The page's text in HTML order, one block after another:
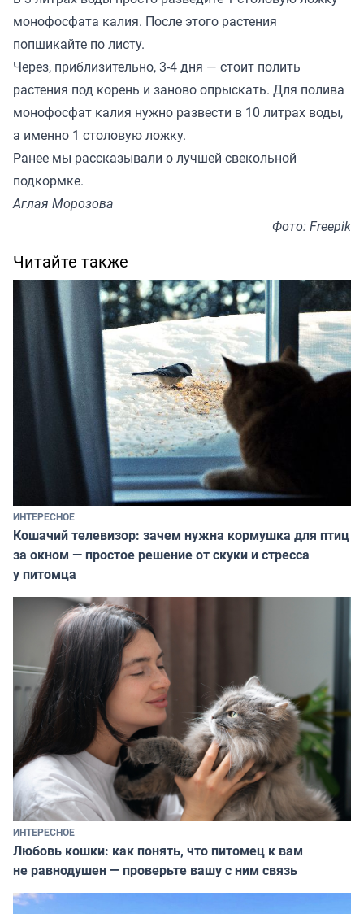
монофосфата калия. После этого растения
попшикайте по листу.
Через, приблизительно, 3-4 дня — стоит полить
растения под корень и заново опрыскать. Для полива
монофосфат калия нужно развести в 10 литрах воды,
а именно 1 столовую ложку.
Ранее мы рассказывали о лучшей свекольной
подкормке.
Аглая Морозова
Фото: Freepik
Читайте также
ИНТЕРЕСНОЕ
Кошачий телевизор: зачем нужна кормушка для птиц
за окном — простое решение от скуки и стресса
у питомца
ИНТЕРЕСНОЕ
Любовь кошки: как понять, что питомец к вам
не равнодушен — проверьте вашу с ним связь